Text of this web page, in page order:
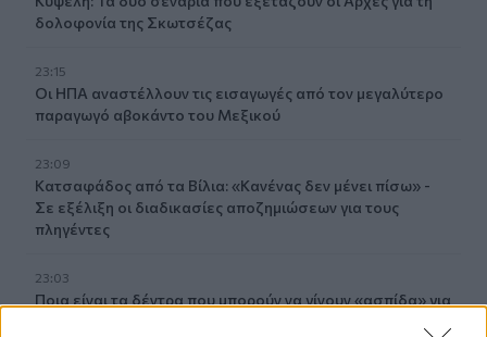
δολοφονία της Σκωτσέζας
23:15
Οι ΗΠΑ αναστέλλουν τις εισαγωγές από τον μεγαλύτερο
παραγωγό αβοκάντο του Μεξικού
23:09
Κατσαφάδος από τα Βίλια: «Κανένας δεν μένει πίσω» -
Σε εξέλιξη οι διαδικασίες αποζημιώσεων για τους
πληγέντες
23:03
Ποια είναι τα δέντρα που μπορούν να γίνουν «ασπίδα» για